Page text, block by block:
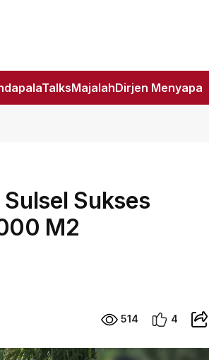
MajalahDirjen Menyapa
Sukses
M2
514 4